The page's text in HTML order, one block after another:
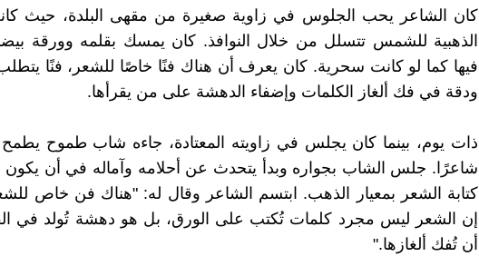
كان الشاعر يحب الجلوس في زاوية صغيرة من مقهى البلدة، حيث
الذهبية للشمس تتسلل من خلال النوافذ. كان يمسك بقلمه وورقة
فيها كما لو كانت سحرية. كان يعرف أن هناك فنًا خاصًا للشعر، فنًا
ودقة في فك ألغاز الكلمات وإضفاء الدهشة على من يقرأها.
ذات يوم، بينما كان يجلس في زاويته المعتادة، جاءه شاب طموح
شاعرًا. جلس الشاب بجواره وبدأ يتحدث عن أحلامه وآماله في أن يكون
كتابة الشعر بمعيار الذهب. ابتسم الشاعر وقال له: "هناك فن خاص
إن الشعر ليس مجرد كلمات تُكتب على الورق، بل هو دهشة تُولد في
أن تُفك ألغازها."